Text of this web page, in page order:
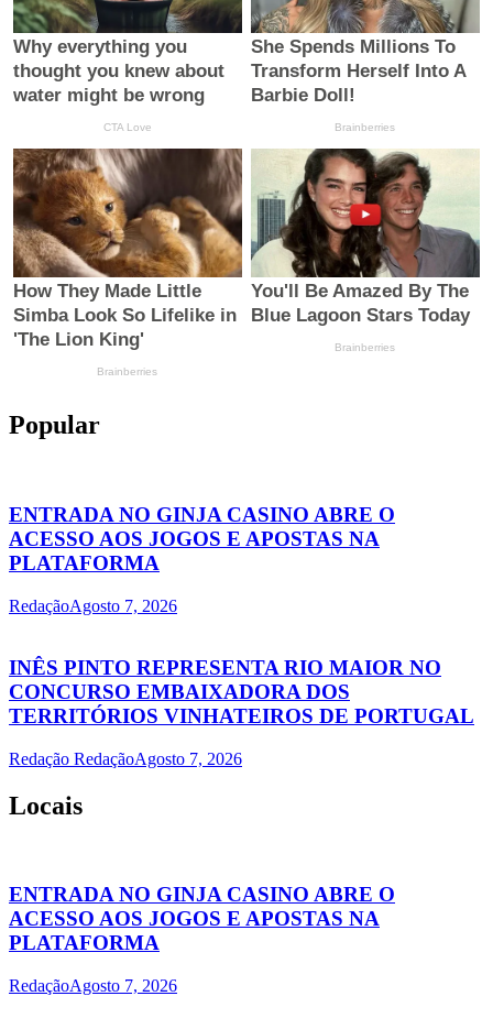
Popular
ENTRADA NO GINJA CASINO ABRE O
ACESSO AOS JOGOS E APOSTAS NA
PLATAFORMA
RedaçãoAgosto 7, 2026
INÊS PINTO REPRESENTA RIO MAIOR NO
CONCURSO EMBAIXADORA DOS
TERRITÓRIOS VINHATEIROS DE PORTUGAL
Redação RedaçãoAgosto 7, 2026
Locais
ENTRADA NO GINJA CASINO ABRE O
ACESSO AOS JOGOS E APOSTAS NA
PLATAFORMA
RedaçãoAgosto 7, 2026